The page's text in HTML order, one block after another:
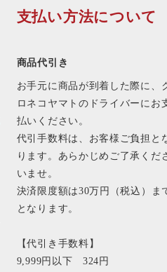
支払い方法について
商品代引き
お手元に商品が到着した際に、
ロネコヤマトのドライバーにお
払いください。
代引手数料は、お客様ご負担と
ります。あらかじめご了承くだ
いませ。
決済限度額は30万円（税込）ま
となります。
【代引き手数料】
9,999円以下 324円